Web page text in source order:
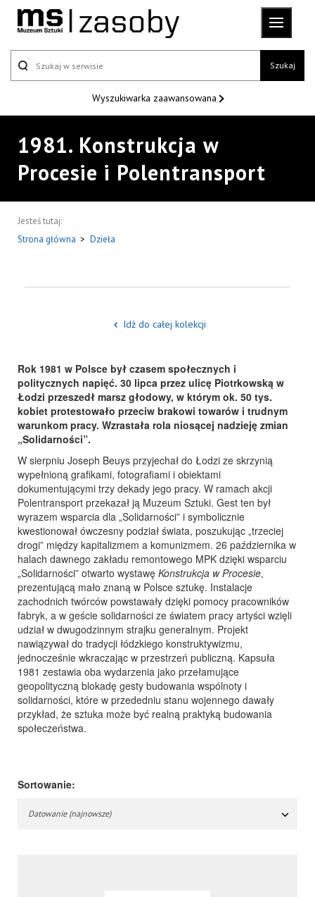
Szukaj
Wyszukiwarka zaawansowana
1981. Konstrukcja w
Procesie i Polentransport
Jesteś tutaj:
Strona główna > Dzieła
Idź do całej kolekcji
Rok 1981 w Polsce był czasem społecznych i
politycznych napięć. 30 lipca przez ulicę Piotrkowską w
Łodzi przeszedł marsz głodowy, w którym ok. 50 tys.
kobiet protestowało przeciw brakowi towarów i trudnym
warunkom pracy. Wzrastała rola niosącej nadzieję zmian
„Solidarności”.
W sierpniu Joseph Beuys przyjechał do Łodzi ze skrzynią
wypełnioną grafikami, fotografiami i obiektami
dokumentującymi trzy dekady jego pracy. W ramach akcji
Polentransport przekazał ją Muzeum Sztuki. Gest ten był
wyrazem wsparcia dla „Solidarności” i symbolicznie
kwestionował ówczesny podział świata, poszukując „trzeciej
drogi” między kapitalizmem a komunizmem. 26 października w
halach dawnego zakładu remontowego MPK dzięki wsparciu
„Solidarności” otwarto wystawę Konstrukcja w Procesie,
prezentującą mało znaną w Polsce sztukę. Instalacje
zachodnich twórców powstawały dzięki pomocy pracowników
fabryk, a w geście solidarności ze światem pracy artyści wzięli
udział w dwugodzinnym strajku generalnym. Projekt
nawiązywał do tradycji łódzkiego konstruktywizmu,
jednocześnie wkraczając w przestrzeń publiczną. Kapsuła
1981 zestawia oba wydarzenia jako przełamujące
geopolityczną blokadę gesty budowania wspólnoty i
solidarności, które w przededniu stanu wojennego dawały
przykład, że sztuka może być realną praktyką budowania
społeczeństwa.
Sortowanie:
Datowanie (najnowsze)